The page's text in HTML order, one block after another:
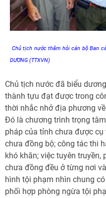
Chủ tịch nước thăm hỏi cán bộ Ban
DƯƠNG (TTXVN)
Chủ tịch nước đã biểu
thành tựu đạt được trong
thời nhắc nhở địa phương
Đó là chương trình trọng
pháp của tỉnh chưa được
chưa đồng bộ; công tác thi
khó khăn; việc tuyên
chưa đồng đều ở từng nơi
hình tội phạm nhìn chung
phối hợp phòng ngừa tội